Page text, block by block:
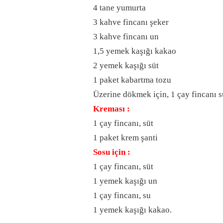
4 tane yumurta
3 kahve fincanı şeker
3 kahve fincanı un
1,5 yemek kaşığı kakao
2 yemek kaşığı süt
1 paket kabartma tozu
Üzerine dökmek için, 1 çay fincanı
Kreması :
1 çay fincanı, süt
1 paket krem şanti
Sosu için :
1 çay fincanı, süt
1 yemek kaşığı un
1 çay fincanı, su
1 yemek kaşığı kakao.